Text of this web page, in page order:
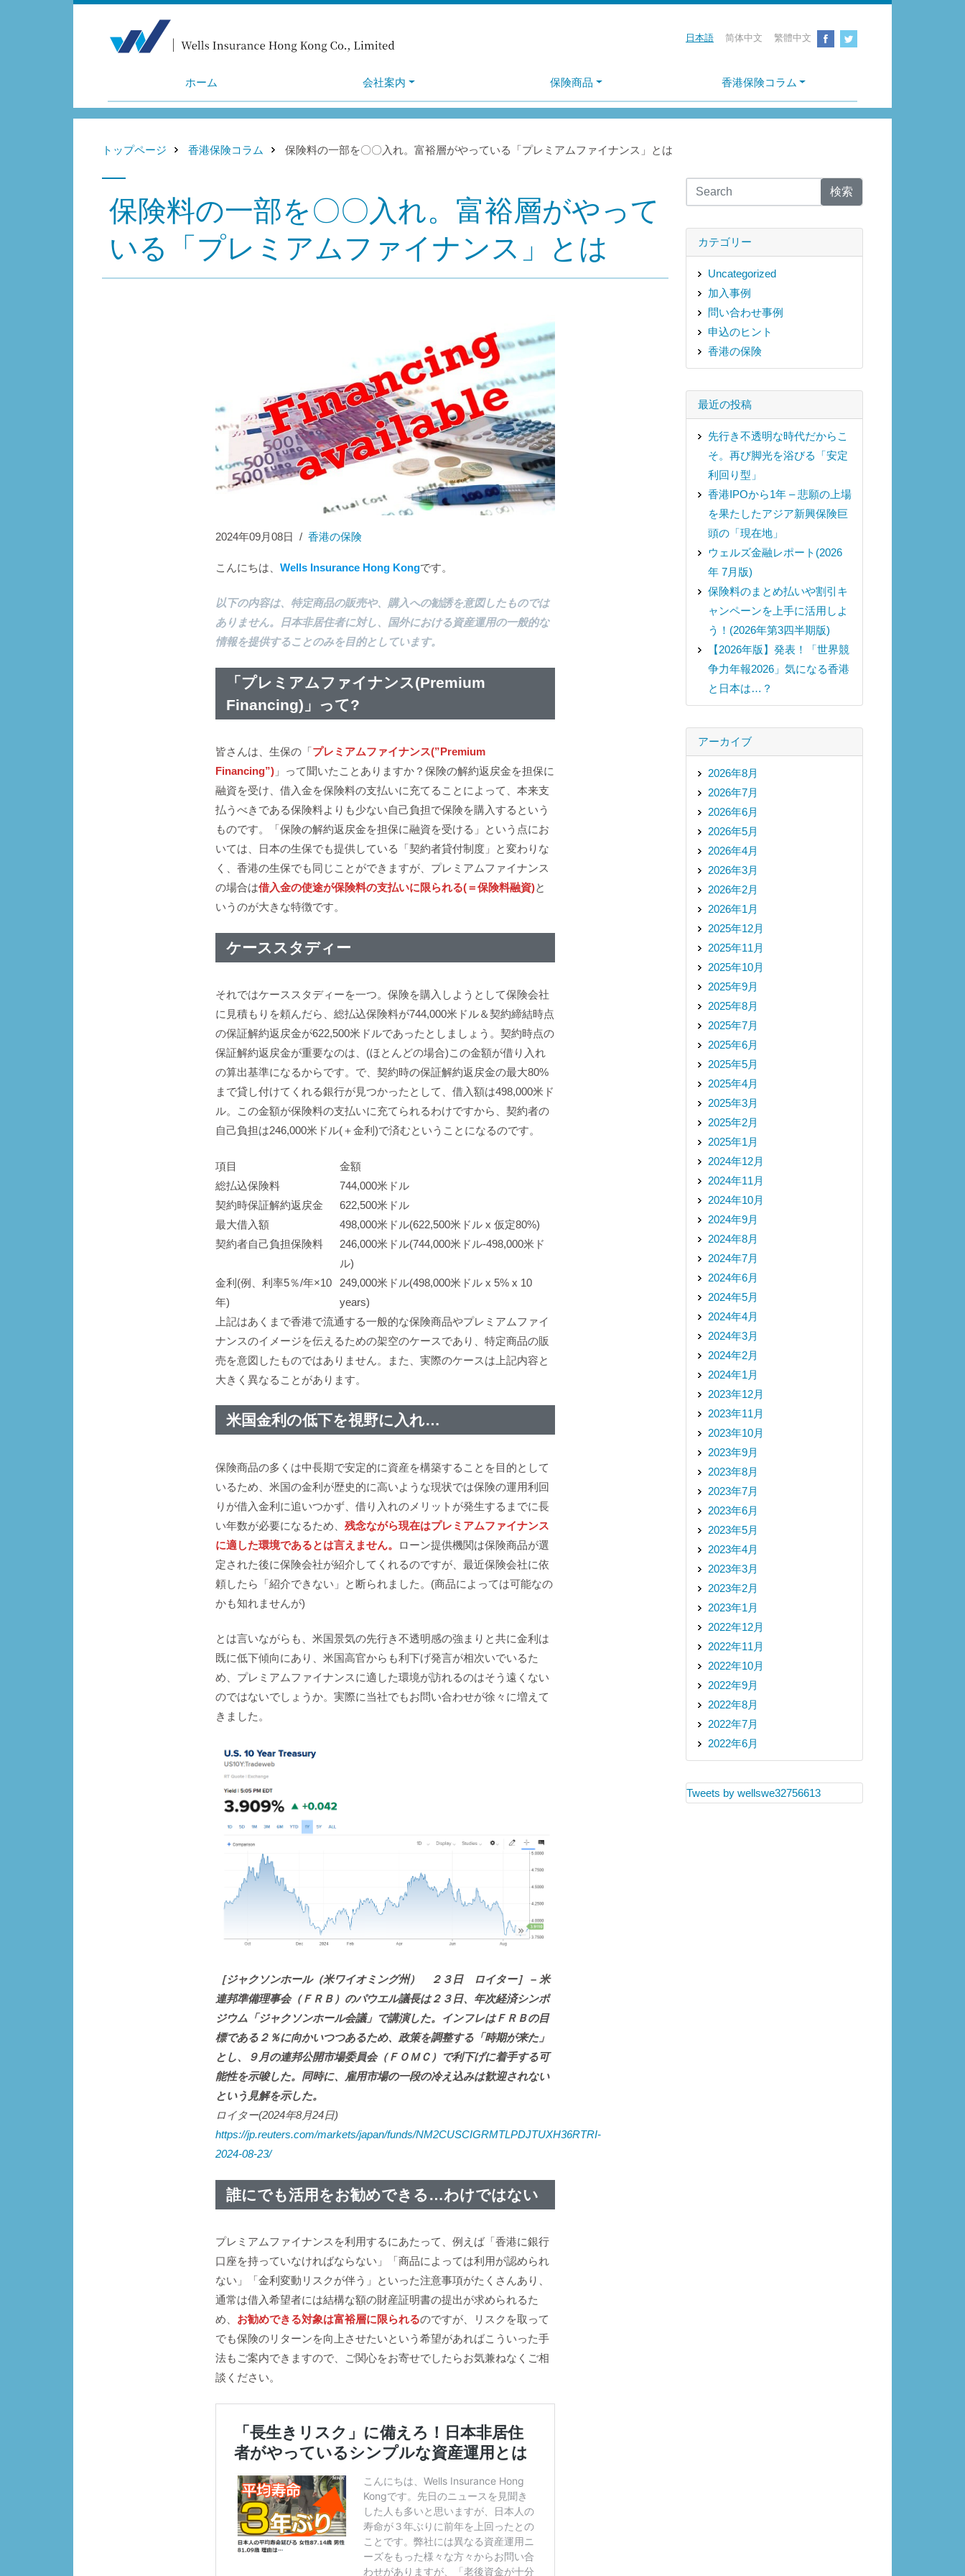
日本語 简体中文 繁體中文
ホーム 会社案内 保険商品 香港保険コラム
トップページ 香港保険コラム 保険料の一部を〇〇入れ。富裕層がやっている「プレミアムファイナンス」とは
保険料の一部を〇〇入れ。富裕層がやって
いる「プレミアムファイナンス」とは
2024年09月08日 / 香港の保険
こんにちは、Wells Insurance Hong Kongです。
以下の内容は、特定商品の販売や、購入への勧誘を意図したものでは
ありません。日本非居住者に対し、国外における資産運用の一般的な
情報を提供することのみを目的としています。
「プレミアムファイナンス(Premium
Financing)」って?
皆さんは、生保の「プレミアムファイナンス(”Premium
Financing”) 」って聞いたことありますか？保険の解約返戻金を担保に
融資を受け、借入金を保険料の支払いに充てることによって、本来支
払うべきである保険料よりも少ない自己負担で保険を購入するという
ものです。「保険の解約返戻金を担保に融資を受ける」という点にお
いては、日本の生保でも提供している「契約者貸付制度」と変わりな
く、香港の生保でも同じことができますが、プレミアムファイナンス
の場合は借入金の使途が保険料の支払いに限られる(＝保険料融資)と
いうのが大きな特徴です。
ケーススタディー
それではケーススタディーを一つ。保険を購入しようとして保険会社
に見積もりを頼んだら、総払込保険料が744,000米ドル＆契約締結時点
の保証解約返戻金が622,500米ドルであったとしましょう。契約時点の
保証解約返戻金が重要なのは、(ほとんどの場合)この金額が借り入れ
の算出基準になるからです。で、契約時の保証解約返戻金の最大80%
まで貸し付けてくれる銀行が見つかったとして、借入額は498,000米ド
ル。この金額が保険料の支払いに充てられるわけですから、契約者の
自己負担は246,000米ドル(＋金利)で済むということになるのです。
項目
金額
総払込保険料
744,000米ドル
契約時保証解約返戻金
622,500米ドル
最大借入額
498,000米ドル(622,500米ドル x 仮定80%)
契約者自己負担保険料
246,000米ドル(744,000米ドル-498,000米ド
ル)
金利(例、利率5％/年×10
年)
249,000米ドル(498,000米ドル x 5% x 10
years)
上記はあくまで香港で流通する一般的な保険商品やプレミアムファイ
ナンスのイメージを伝えるための架空のケースであり、特定商品の販
売を意図したものではありません。また、実際のケースは上記内容と
大きく異なることがあります。
米国金利の低下を視野に入れ…
保険商品の多くは中長期で安定的に資産を構築することを目的として
いるため、米国の金利が歴史的に高いような現状では保険の運用利回
りが借入金利に追いつかず、借り入れのメリットが発生するまでに長
い年数が必要になるため、残念ながら現在はプレミアムファイナンス
に適した環境であるとは言えません。
ローン提供機関は保険商品が選
定された後に保険会社が紹介してくれるのですが、最近保険会社に依
頼したら「紹介できない」と断られました。(商品によっては可能なの
かも知れませんが)
とは言いながらも、米国景気の先行き不透明感の強まりと共に金利は
既に低下傾向にあり、米国高官からも利下げ発言が相次いでいるた
め、プレミアムファイナンスに適した環境が訪れるのはそう遠くない
のではないでしょうか。実際に当社でもお問い合わせが徐々に増えて
きました。
［ジャクソンホール（米ワイオミング州） ２３日 ロイター］ – 米
連邦準備理事会（ＦＲＢ）のパウエル議長は２３日、年次経済シンポ
ジウム「ジャクソンホール会議」で講演した。インフレはＦＲＢの目
標である２％に向かいつつあるため、政策を調整する「時期が来た」
とし、９月の連邦公開市場委員会（ＦＯＭＣ）で利下げに着手する可
能性を示唆した。同時に、雇用市場の一段の冷え込みは歓迎されない
という見解を示した。
ロイター(2024年8月24日)
https://jp.reuters.com/markets/japan/funds/NM2CUSCIGRMTLPDJTUXH36RTRI-
2024-08-23/
誰にでも活用をお勧めできる…わけではない
プレミアムファイナンスを利用するにあたって、例えば「香港に銀行
口座を持っていなければならない」「商品によっては利用が認められ
ない」「金利変動リスクが伴う」といった注意事項がたくさんあり、
通常は借入希望者には結構な額の財産証明書の提出が求められるた
め、 お勧めできる対象は富裕層に限られるのですが、リスクを取って
でも保険のリターンを向上させたいという希望があればこういった手
法もご案内できますので、ご関心をお寄せでしたらお気兼ねなくご相
談ください。
検索
カテゴリー
Uncategorized
加入事例
問い合わせ事例
申込のヒント
香港の保険
最近の投稿
先行き不透明な時代だからこ
そ。再び脚光を浴びる「安定
利回り型」
香港IPOから1年 – 悲願の上場
を果たしたアジア新興保険巨
頭の「現在地」
ウェルズ金融レポート(2026
年 7月版)
保険料のまとめ払いや割引キ
ャンペーンを上手に活用しよ
う！(2026年第3四半期版)
【2026年版】発表！「世界競
争力年報2026」気になる香港
と日本は…？
アーカイブ
2026年8月
2026年7月
2026年6月
2026年5月
2026年4月
2026年3月
2026年2月
2026年1月
2025年12月
2025年11月
2025年10月
2025年9月
2025年8月
2025年7月
2025年6月
2025年5月
2025年4月
2025年3月
2025年2月
2025年1月
2024年12月
2024年11月
2024年10月
2024年9月
2024年8月
2024年7月
2024年6月
2024年5月
2024年4月
2024年3月
2024年2月
2024年1月
2023年12月
2023年11月
2023年10月
2023年9月
2023年8月
2023年7月
2023年6月
2023年5月
2023年4月
2023年3月
2023年2月
2023年1月
2022年12月
2022年11月
2022年10月
2022年9月
2022年8月
2022年7月
2022年6月
Tweets by wellswe32756613